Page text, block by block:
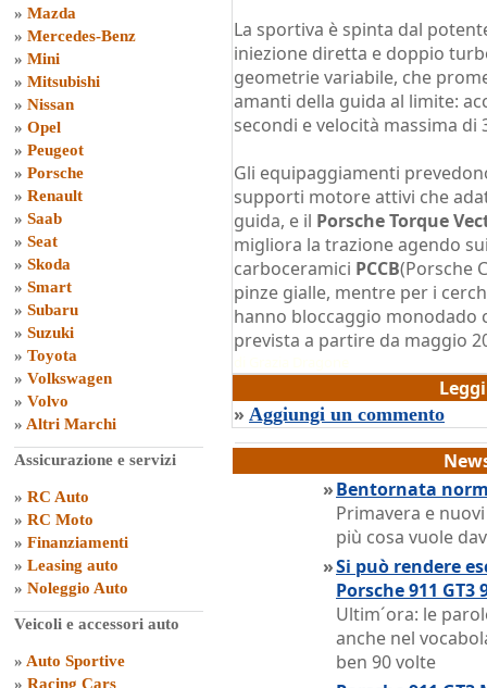
» Mazda
» Mercedes-Benz
» Mini
» Mitsubishi
» Nissan
» Opel
» Peugeot
» Porsche
» Renault
» Saab
» Seat
» Skoda
» Smart
» Subaru
» Suzuki
» Toyota
» Volkswagen
» Volvo
» Altri Marchi
Assicurazione e servizi
» RC Auto
» RC Moto
» Finanziamenti
» Leasing auto
» Noleggio Auto
Veicoli e accessori auto
» Auto Sportive
» Racing Cars
La sportiva è spinta dal
iniezione diretta e doppio
geometrie variabile, che
amanti della guida al limite:
secondi e velocità massima di
Gli equipaggiamenti
supporti motore attivi che
guida, e il Porsche Torque
migliora la trazione agendo
carboceramici PCCB(Porsche
pinze gialle, mentre per i
hanno bloccaggio monodado
prevista a partire da maggio
» Aggiungi un commento
»Bentornata
Primavera e
più cosa vuole
»Si può rendere
Porsche 911 GT3
Ultim´ora: le
anche nel
ben 90 volte